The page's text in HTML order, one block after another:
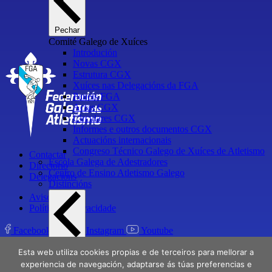
Pechar
Comité Galego de Xuíces
Introdución
Novas CGX
Estrutura CGX
Xuíces nas Delegacións da FGA
Paneis FGA
Actas CGX
Circulares CGX
Informes e outros documentos CGX
Actuacións internacionais
Congreso Técnico Galego de Xuíces de Atletismo
Escola Galega de Adestradores
Centro de Ensino Atletismo Galego
Distincións
Distincións
Presidente Honorario
Contactar
Directorio
Delegacións
Aviso Legal
Política de privacidade
Facebook X Instagram Youtube
Esta web utiliza cookies propias e de terceiros para mellorar a
experiencia de navegación, adaptarse ás túas preferencias e